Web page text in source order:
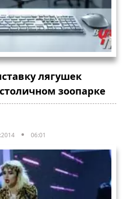
лягушек
зоопарке
06:01